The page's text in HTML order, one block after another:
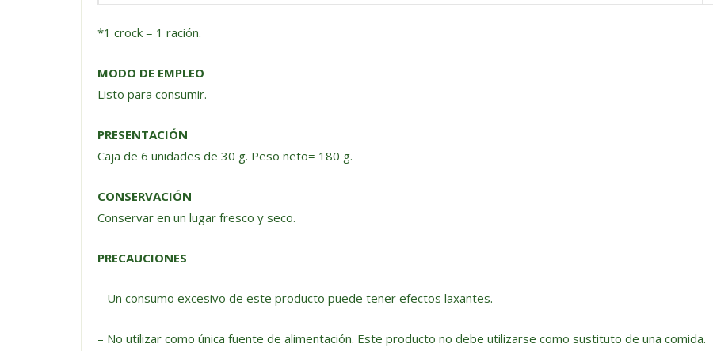
*1 crock = 1 ración.
MODO DE EMPLEO
Listo para consumir.
PRESENTACIÓN
Caja de 6 unidades de 30 g. Peso neto= 180 g.
CONSERVACIÓN
Conservar en un lugar fresco y seco.
PRECAUCIONES
– Un consumo excesivo de este producto puede tener efectos laxantes.
– No utilizar como única fuente de alimentación. Este producto no debe utilizarse como sustituto de una comida.